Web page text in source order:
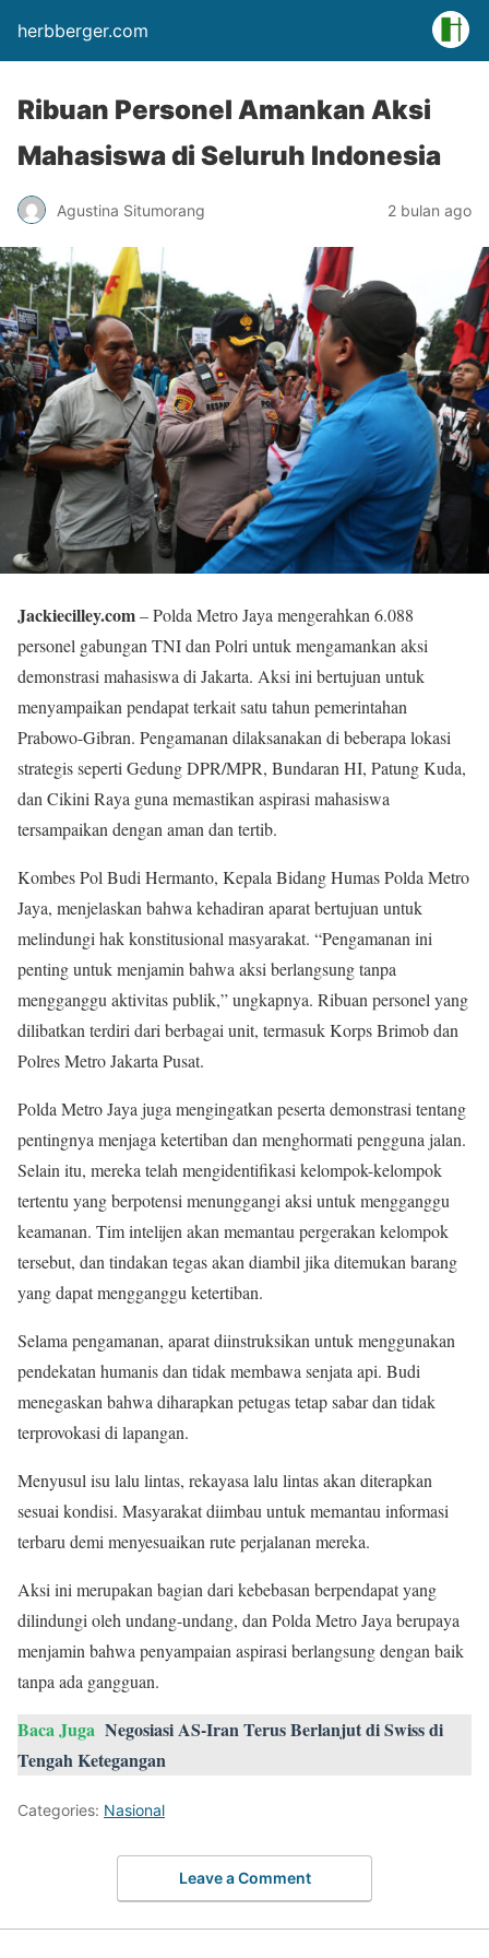
herbberger.com
Ribuan Personel Amankan Aksi
Mahasiswa di Seluruh Indonesia
Agustina Situmorang 2 bulan ago
Jackiecilley.com– Polda Metro Jaya mengerahkan 6.088
personel gabungan TNI dan Polri untuk mengamankan aksi
demonstrasi mahasiswa di Jakarta. Aksi ini bertujuan untuk
menyampaikan pendapat terkait satu tahun pemerintahan
Prabowo-Gibran. Pengamanan dilaksanakan di beberapa lokasi
strategis seperti Gedung DPR/MPR, Bundaran HI, Patung Kuda,
dan Cikini Raya guna memastikan aspirasi mahasiswa
tersampaikan dengan aman dan tertib.
Kombes Pol Budi Hermanto, Kepala Bidang Humas Polda Metro
Jaya, menjelaskan bahwa kehadiran aparat bertujuan untuk
melindungi hak konstitusional masyarakat. “Pengamanan ini
penting untuk menjamin bahwa aksi berlangsung tanpa
mengganggu aktivitas publik,” ungkapnya. Ribuan personel yang
dilibatkan terdiri dari berbagai unit, termasuk Korps Brimob dan
Polres Metro Jakarta Pusat.
Polda Metro Jaya juga mengingatkan peserta demonstrasi tentang
pentingnya menjaga ketertiban dan menghormati pengguna jalan.
Selain itu, mereka telah mengidentifikasi kelompok-kelompok
tertentu yang berpotensi menunggangi aksi untuk mengganggu
keamanan. Tim intelijen akan memantau pergerakan kelompok
tersebut, dan tindakan tegas akan diambil jika ditemukan barang
yang dapat mengganggu ketertiban.
Selama pengamanan, aparat diinstruksikan untuk menggunakan
pendekatan humanis dan tidak membawa senjata api. Budi
menegaskan bahwa diharapkan petugas tetap sabar dan tidak
terprovokasi di lapangan.
Menyusul isu lalu lintas, rekayasa lalu lintas akan diterapkan
sesuai kondisi. Masyarakat diimbau untuk memantau informasi
terbaru demi menyesuaikan rute perjalanan mereka.
Aksi ini merupakan bagian dari kebebasan berpendapat yang
dilindungi oleh undang-undang, dan Polda Metro Jaya berupaya
menjamin bahwa penyampaian aspirasi berlangsung dengan baik
tanpa ada gangguan.
Baca Juga Negosiasi AS-Iran Terus Berlanjut di Swiss di
Tengah Ketegangan
Categories: Nasional
Leave a Comment